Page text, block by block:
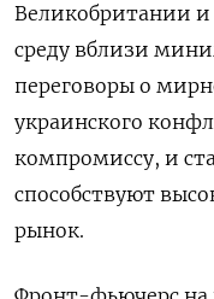
Великобритании и
среду вблизи
переговоры о
украинского
компромиссу, и
способствуют
рынок.